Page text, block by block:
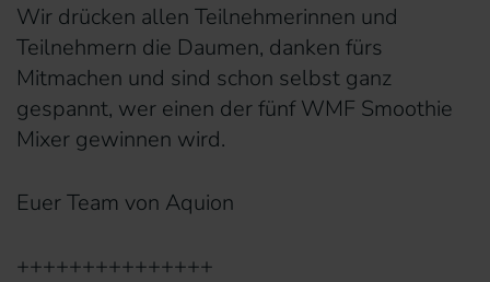
Wir drücken allen Teilnehmerinnen und
Teilnehmern die Daumen, danken fürs
Mitmachen und sind schon selbst ganz
gespannt, wer einen der fünf WMF Smoothie
Mixer gewinnen wird.
Euer Team von Aquion
+++++++++++++++